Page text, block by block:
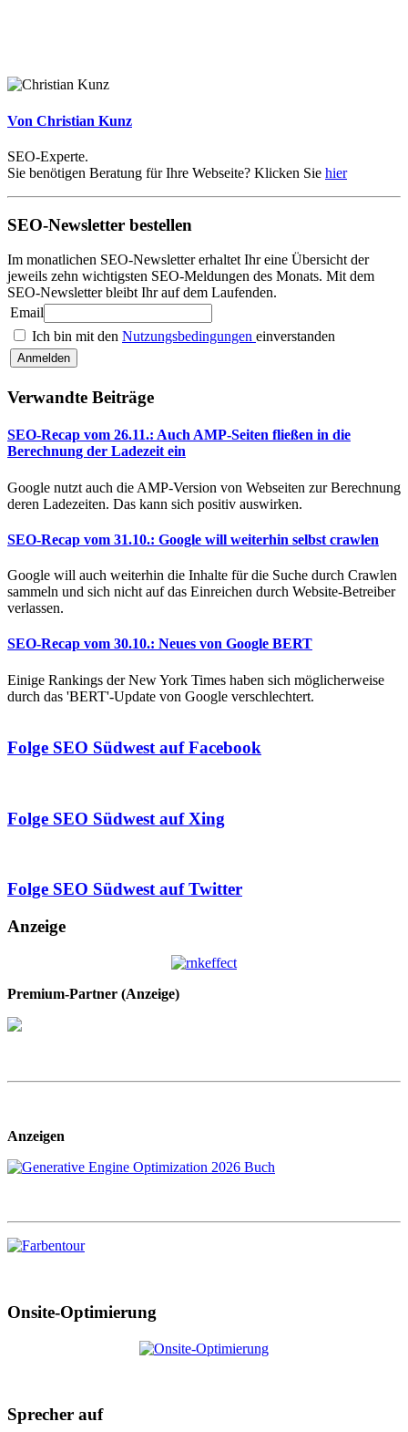
Von Christian Kunz
SEO-Experte.
Sie benötigen Beratung für Ihre Webseite? Klicken Sie hier
SEO-Newsletter bestellen
Im monatlichen SEO-Newsletter erhaltet Ihr eine Übersicht der
jeweils zehn wichtigsten SEO-Meldungen des Monats. Mit dem
SEO-Newsletter bleibt Ihr auf dem Laufenden.
Email
Ich bin mit den Nutzungsbedingungen einverstanden
Verwandte Beiträge
SEO-Recap vom 26.11.: Auch AMP-Seiten fließen in die
Berechnung der Ladezeit ein
Google nutzt auch die AMP-Version von Webseiten zur Berechnung
deren Ladezeiten. Das kann sich positiv auswirken.
SEO-Recap vom 31.10.: Google will weiterhin selbst crawlen
Google will auch weiterhin die Inhalte für die Suche durch Crawlen
sammeln und sich nicht auf das Einreichen durch Website-Betreiber
verlassen.
SEO-Recap vom 30.10.: Neues von Google BERT
Einige Rankings der New York Times haben sich möglicherweise
durch das 'BERT'-Update von Google verschlechtert.
Folge SEO Südwest auf Facebook
Folge SEO Südwest auf Xing
Folge SEO Südwest auf Twitter
Anzeige
Premium-Partner (Anzeige)
Anzeigen
Onsite-Optimierung
Sprecher auf